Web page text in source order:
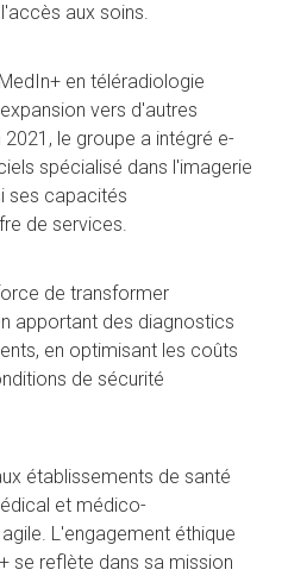
aux soins.
en téléradiologie
vers d'autres
le groupe a intégré e-
spécialisé dans l'imagerie
ses capacités
de services.
de transformer
apportant des diagnostics
en optimisant les coûts
de sécurité
établissements de santé
et médico-
L'engagement éthique
se reflète dans sa mission